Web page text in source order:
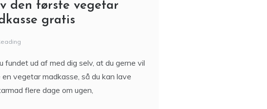
den første vegetar
gratis
fundet ud af med dig selv, at du gerne vil
en vegetar madkasse, så du kan lave
flere dage om ugen,